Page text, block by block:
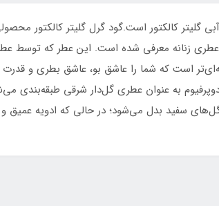
آبی گلیتر کالکتور است.گود گرل گلیتر کالکتور
است که شما را عاشق بو، عاشق بطری و قدرت
به عنوان عطری گل‌دار شرقی طبقه‌بندی
سفید بدل می‌شود؛ در حالی که ادویه عمیق و